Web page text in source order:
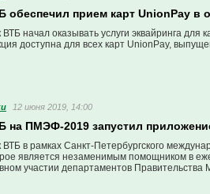
обеспечил прием карт UnionPay в
ВТБ начал оказывать услуги эквайринга
доступна для всех карт UnionPay,
12 июня 2019, 14:00
на ПМЭФ-2019 запустил
ВТБ в рамках Санкт-Петербургского
является незаменимым помощником в
участии департаментов